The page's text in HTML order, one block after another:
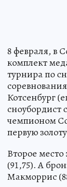
8 февраля, в
комплект
турнира по
Котсенбург
сноубордист
чемпионом
первую
Второе
(91,75). А
Макморрис